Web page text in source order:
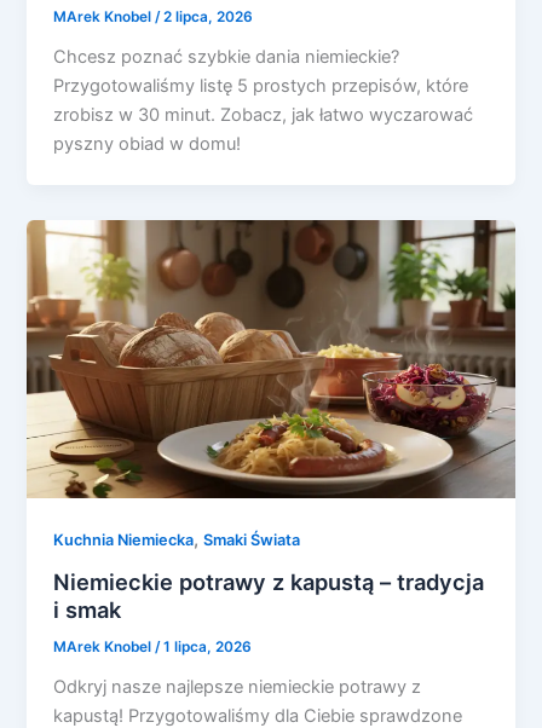
MArek Knobel/2 lipca, 2026
Chcesz poznać szybkie dania niemieckie?
Przygotowaliśmy listę 5 prostych przepisów, które
zrobisz w 30 minut. Zobacz, jak łatwo wyczarować
pyszny obiad w domu!
Kuchnia Niemiecka,Smaki Świata
Niemieckie potrawy z kapustą – tradycja
i smak
MArek Knobel/1 lipca, 2026
Odkryj nasze najlepsze niemieckie potrawy z
kapustą! Przygotowaliśmy dla Ciebie sprawdzone